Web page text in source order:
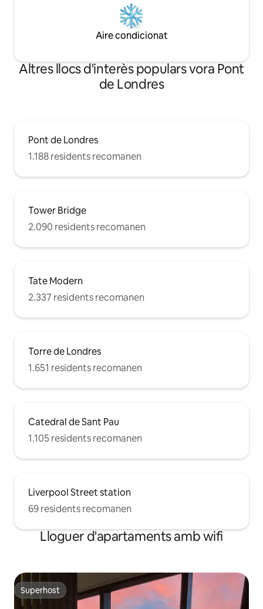
Aire condicionat
Altres llocs d'interès populars vora Pont
de Londres
Pont de Londres
1.188 residents recomanen
Tower Bridge
2.090 residents recomanen
Tate Modern
2.337 residents recomanen
Torre de Londres
1.651 residents recomanen
Catedral de Sant Pau
1.105 residents recomanen
Liverpool Street station
69 residents recomanen
Lloguer d'apartaments amb wifi
Superhost
Superhost